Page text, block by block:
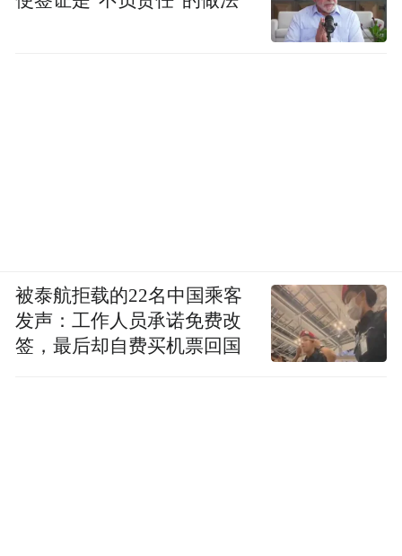
被泰航拒载的22名中国乘客
发声：工作人员承诺免费改
签，最后却自费买机票回国